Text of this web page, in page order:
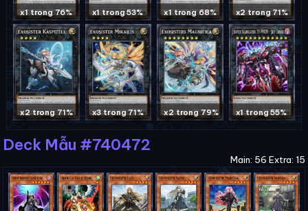
x1 trong 76% x1 trong 53% x1 trong 68% x2 trong 71%
x2 trong 71% x3 trong 71% x2 trong 79% x1 trong 55%
Deck Mẫu #740472
Main: 56 Extra: 15